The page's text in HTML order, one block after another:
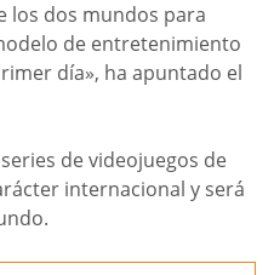
los dos mundos para
de entretenimiento
día», ha apuntado el
de videojuegos de
internacional y será